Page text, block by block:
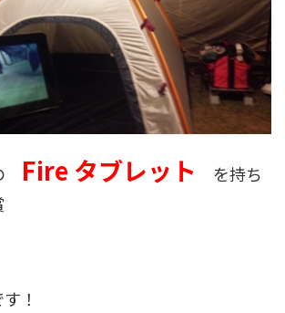
Fire タブレット
を持ち
！